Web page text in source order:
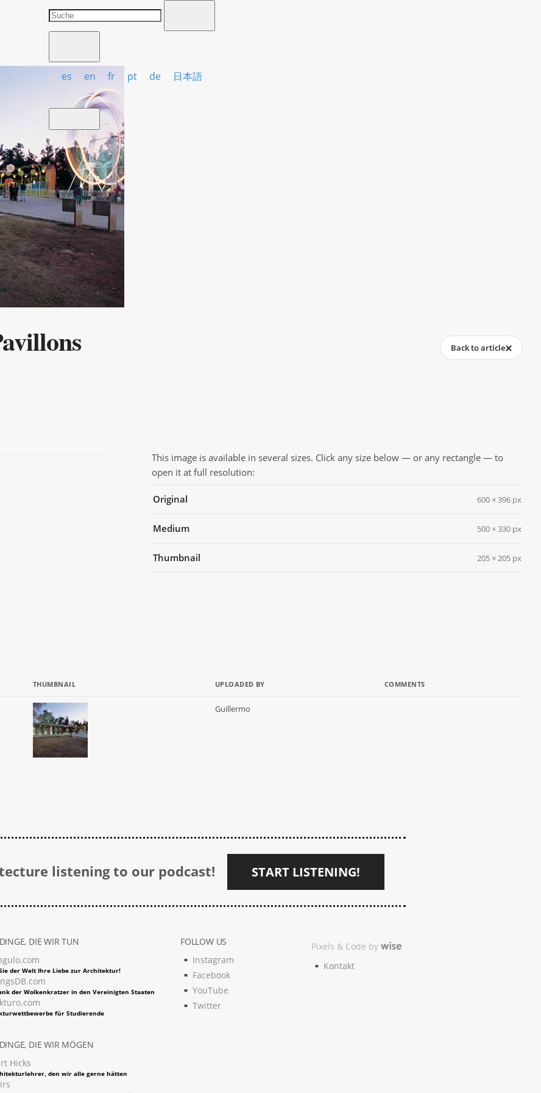
es en fr pt de 日本語
Back to article
This image is available in several sizes. Click any size below — or any rectangle — to
open it at full resolution:
Original 600 × 396 px
Medium 500 × 330 px
Thumbnail 205 × 205 px
THUMBNAIL UPLOADED BY COMMENTS
Guillermo
listening to our podcast! START LISTENING!
DIE WIR TUN
der Welt Ihre Liebe zur Architektur!
der Wolkenkratzer in den Vereinigten Staaten
für Studierende
DIE WIR MÖGEN
Hicks
den wir alle gerne hätten
FOLLOW US
Instagram
Facebook
YouTube
Twitter
Pixels & Code by
Kontakt